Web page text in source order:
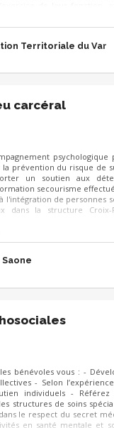
mettre vos
Rejoignez-nous !
Territoriale du Var
carcéral
psychologique
prévention du risque de
un soutien aux
secourisme
l'intégration de personnes
dans la structure Croix-
bénévoles vous : -
- Selon
individuels - Référez
structures de soins
le respect du secret
en santé mentale et